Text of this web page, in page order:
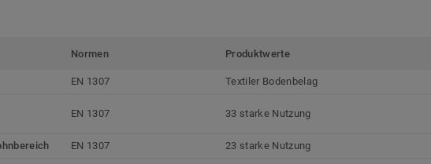
Normen Produktwerte
EN 1307 Textiler Bodenbelag
EN 1307 33 starke Nutzung
EN 1307 23 starke Nutzung